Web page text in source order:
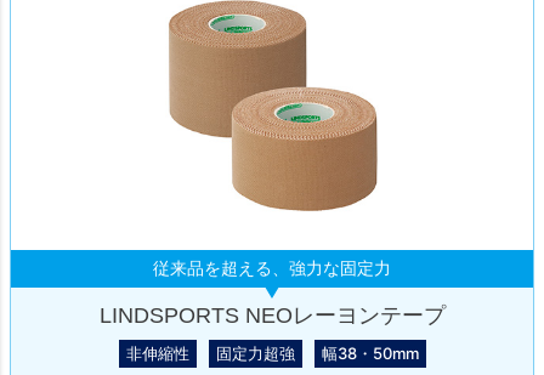
従来品を超える、強力な固定力
LINDSPORTS NEOレーヨンテープ
非伸縮性 固定力超強 幅38・50mm